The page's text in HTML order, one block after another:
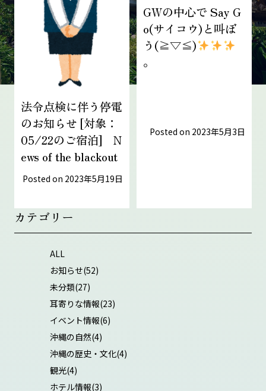
法令点検に伴う停電
のお知らせ [対象：
05/22のご宿泊] N
ews of the blackout
Posted on 2023年5月19日
GWの中心で Say G
o(サイコウ)と叫ぼ
う(≧▽≦)
。
Posted on 2023年5月3日
カテゴリー
ALL
お知らせ(52)
未分類(27)
耳寄りな情報(23)
イベント情報(6)
沖縄の自然(4)
沖縄の歴史・文化(4)
観光(4)
ホテル情報(3)